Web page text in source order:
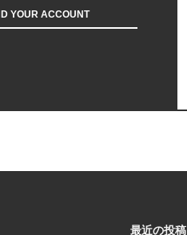
YOUR ACCOUNT
最近の投稿